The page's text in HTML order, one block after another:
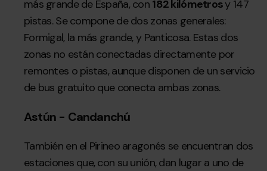
más grande de España, con 182 kilómetrosy 147
pistas. Se compone de dos zonas generales:
Formigal, la más grande, y Panticosa. Estas dos
zonas no están conectadas directamente por
remontes o pistas, aunque disponen de un servicio
de bus gratuito que conecta ambas zonas.
Astún - Candanchú
También en el Pirineo aragonés se encuentran dos
estaciones que, con su unión, dan lugar a uno de